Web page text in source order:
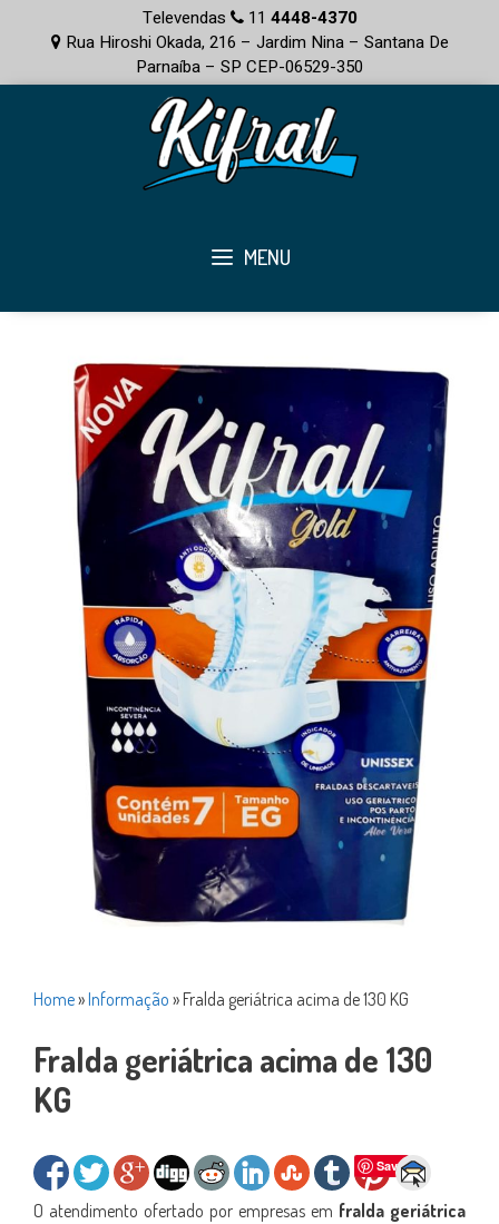
Televendas 11 4448-4370
Rua Hiroshi Okada, 216 – Jardim Nina – Santana De
Parnaíba – SP CEP-06529-350
MENU
Home»Informação » Fralda geriátrica acima de 130 KG
Fralda geriátrica acima de 130
KG
Save
O atendimento ofertado por empresas em fralda geriátrica